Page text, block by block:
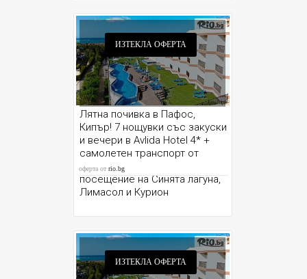
ИЗТЕКЛА ОФЕРТА
Лятна почивка в Пафос,
Кипър! 7 нощувки със закуски
и вечери в Avlida Hotel 4* +
самолетен транспорт от
София и възможност за
посещение на Синята лагуна,
Лимасол и Курион
оферта отrio.bg
ИЗТЕКЛА ОФЕРТА